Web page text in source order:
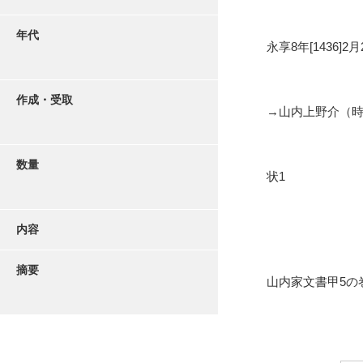
年代
永享8年[1436]2月
作成・受取
→山内上野介（時
数量
状1
内容
摘要
山内家文書甲5の